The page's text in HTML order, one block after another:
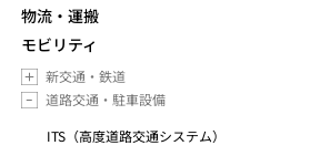
物流・運搬
モビリティ
新交通・鉄道
道路交通・駐車設備
ITS（高度道路交通システム）